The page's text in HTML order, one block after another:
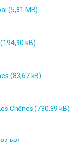
Chênes